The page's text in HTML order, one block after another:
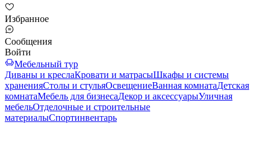
Избранное
Сообщения
Войти
Мебельный тур
Диваны и креслаКровати и матрасыШкафы и системы
храненияСтолы и стульяОсвещениеВанная комнатаДетская
комнатаМебель для бизнесаДекор и аксессуарыУличная
мебельОтделочные и строительные
материалыСпортинвентарь